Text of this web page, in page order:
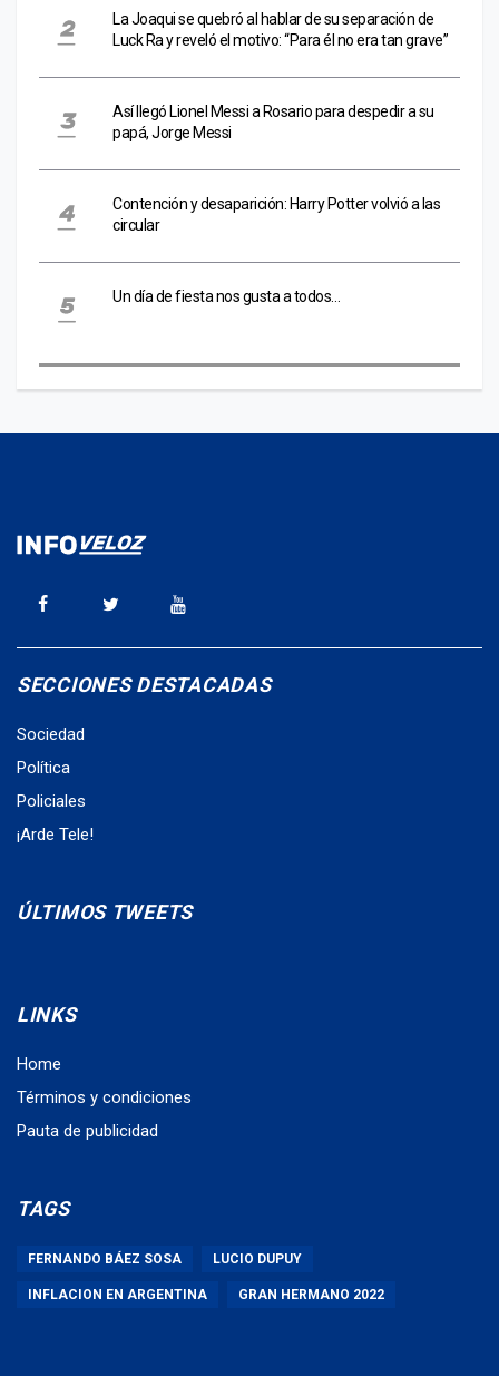
La Joaqui se quebró al hablar de su separación de
Luck Ra y reveló el motivo: “Para él no era tan grave”
Así llegó Lionel Messi a Rosario para despedir a su
papá, Jorge Messi
Contención y desaparición: Harry Potter volvió a las
circular
Un día de fiesta nos gusta a todos…
SECCIONES DESTACADAS
Sociedad
Política
Policiales
¡Arde Tele!
ÚLTIMOS TWEETS
LINKS
Home
Términos y condiciones
Pauta de publicidad
TAGS
FERNANDO BÁEZ SOSA LUCIO DUPUY
INFLACION EN ARGENTINA GRAN HERMANO 2022